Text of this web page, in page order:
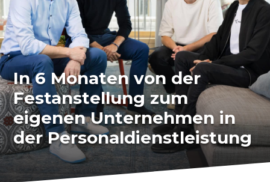
In 6 Monaten von der
Festanstellung zum
eigenen Unternehmen in
der Personaldienst­leistung